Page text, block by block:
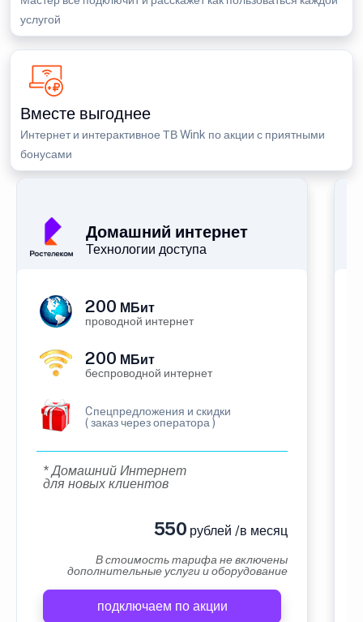
услугой
Вместе выгоднее
Интернет и интерактивное ТВ Wink по акции с приятными
бонусами
Домашний интернет
Технологии доступа
200 МБит
проводной интернет
200 МБит
беспроводной интернет
Cпецпредложения и скидки
( заказ через оператора )
* Домашний Интернет
для новых клиентов
550 рублей /в месяц
В стоимость тарифа не включены
дополнительные услуги и оборудование
подключаем по акции